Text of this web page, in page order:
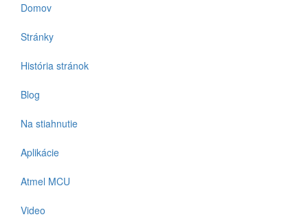
Domov
Stránky
História stránok
Blog
Na stiahnutie
Aplikácie
Atmel MCU
Video